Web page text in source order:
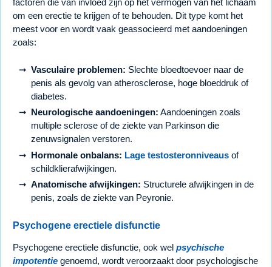
factoren die van invloed zijn op het vermogen van het lichaam
om een erectie te krijgen of te behouden. Dit type komt het
meest voor en wordt vaak geassocieerd met aandoeningen
zoals:
Vasculaire problemen: Slechte bloedtoevoer naar de
penis als gevolg van atherosclerose, hoge bloeddruk of
diabetes.
Neurologische aandoeningen: Aandoeningen zoals
multiple sclerose of de ziekte van Parkinson die
zenuwsignalen verstoren.
Hormonale onbalans: Lage testosteronniveaus of
schildklierafwijkingen.
Anatomische afwijkingen: Structurele afwijkingen in de
penis, zoals de ziekte van Peyronie.
Psychogene erectiele disfunctie
Psychogene erectiele disfunctie, ook wel psychische
impotentie genoemd, wordt veroorzaakt door psychologische